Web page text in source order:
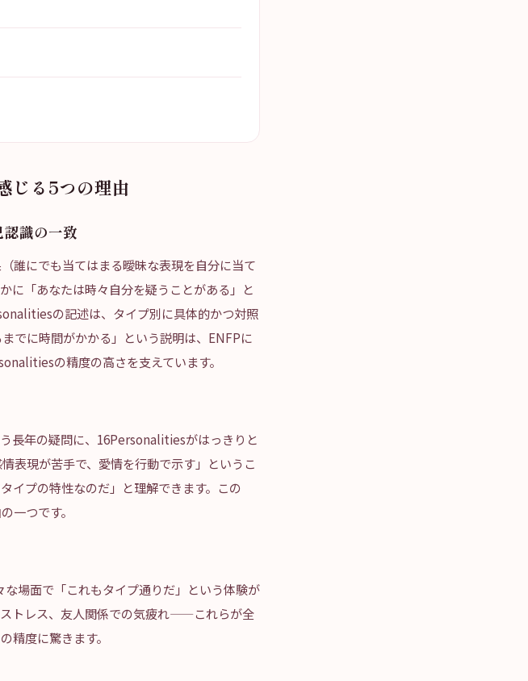
じる5つの理由
識の一致
誰にでも当てはまる曖昧な表現を自分に当て
に「あなたは時々自分を疑うことがある」と
の記述は、タイプ別に具体的かつ対照
でに時間がかかる」という説明は、ENFPに
の精度の高さを支えています。
長年の疑問に、16Personalitiesがはっきりと
表現が苦手で、愛情を行動で示す」というこ
イプの特性なのだ」と理解できます。この
一つです。
場面で「これもタイプ通りだ」という体験が
トレス、友人関係での気疲れ——これらが全
精度に驚きます。